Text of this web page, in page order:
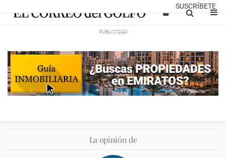
SUSCRÍBETE
La opinión de